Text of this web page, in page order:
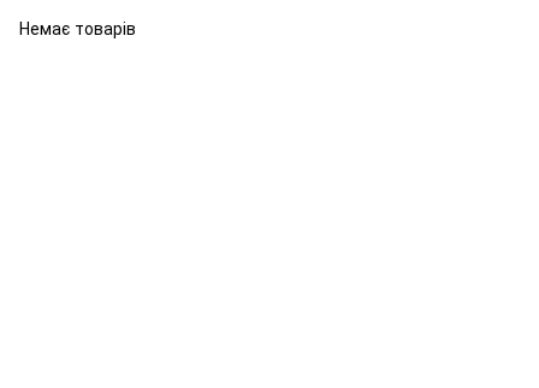
Немає товарів